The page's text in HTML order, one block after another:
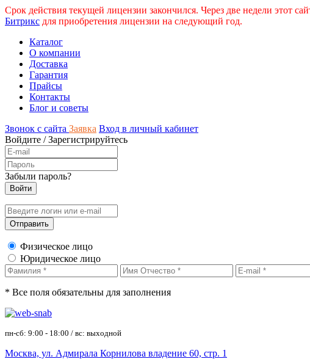
Срок действия текущей лицензии закончился. Через две недели этот
Битрикс для приобретения лицензии на следующий год.
Каталог
О компании
Доставка
Гарантия
Прайсы
Контакты
Блог и советы
Звонок с сайта Заявка Вход в личный кабинет
Войдите /Зарегистрируйтесь
Забыли пароль?
Физическое лицо
Юридическое лицо
* Все поля обязательны для заполнения
пн-сб: 9:00 - 18:00 / вс: выходной
Москва, ул. Адмирала Корнилова владение 60, стр. 1